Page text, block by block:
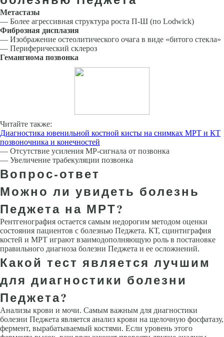
Метастазы
— Более агрессивная структура роста П-Ш (по Lodwick)
Фиброзная дисплазия
— Изображение остеолитического очага в виде «битого стекла»
— Периферический склероз
Гемангиома позвонка
Читайте также:
Диагностика ювенильной костной кисты на снимках МРТ и КТ
позвоночника и конечностей
— Отсутствие усиления МР-сигнала от позвонка
— Увеличение трабекуляции позвонка
Вопрос-ответ
Можно ли увидеть болезнь
Педжета на МРТ?
Рентгенография остается самым недорогим методом оценки
состояния пациентов с болезнью Педжета. КТ, сцинтиграфия
костей и МРТ играют взаимодополняющую роль в постановке
правильного диагноза болезни Педжета и ее осложнений.
Какой тест является лучшим
для диагностики болезни
Педжета?
Анализы крови и мочи. Самым важным для диагностики
болезни Педжета является анализ крови на щелочную фосфатазу,
фермент, вырабатываемый костями. Если уровень этого